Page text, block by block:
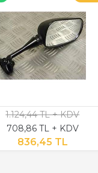
1.124,44 TL + KDV
708,86 TL + KDV
836,45 TL